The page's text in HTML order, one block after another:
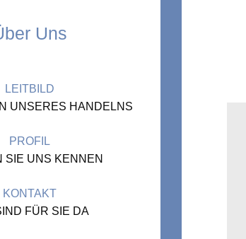
Uns
LEITBILD
UNSERES HANDELNS
PROFIL
SIE UNS KENNEN
KONTAKT
FÜR SIE DA